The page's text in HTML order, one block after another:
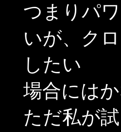
つまりパ
いが、ク
したい
場合には
ただ私が